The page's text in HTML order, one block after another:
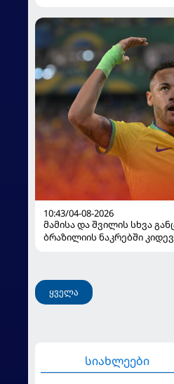
10:43/04-08-2026
მამისა და შვილის სხვა
ბრაზილიის ნაკრებში
ყველა
სიახლეები